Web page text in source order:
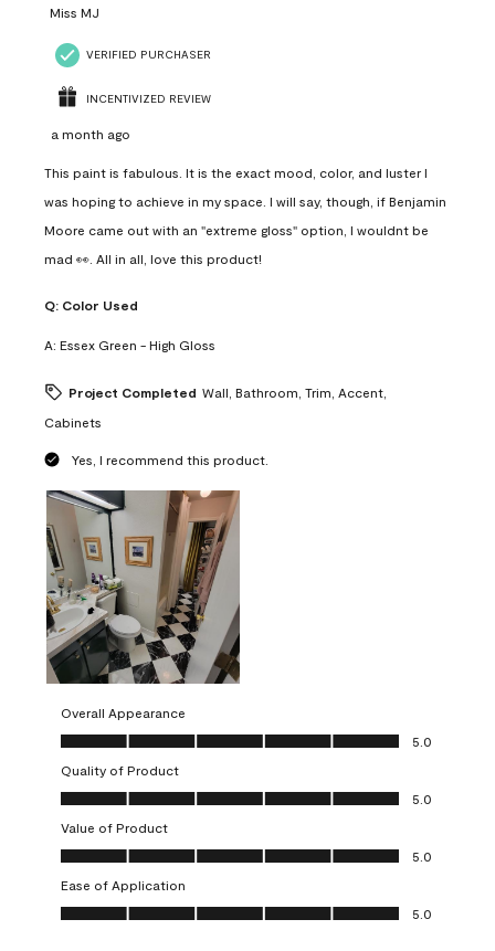
Miss MJ
VERIFIED PURCHASER
INCENTIVIZED REVIEW
a month ago
This paint is fabulous. It is the exact mood, color, and luster I
was hoping to achieve in my space. I will say, though, if Benjamin
Moore came out with an "extreme gloss" option, I wouldnt be
mad 👀. All in all, love this product!
Q: Color Used
A: Essex Green - High Gloss
Project Completed Wall, Bathroom, Trim, Accent,
Cabinets
Yes, I recommend this product.
Overall Appearance
Overall Appearance, 5.0 out of 5
5.0
Quality of Product
Quality of Product, 5.0 out of 5
5.0
Value of Product
Value of Product, 5.0 out of 5
5.0
Ease of Application
Ease of Application, 5.0 out of 5
5.0